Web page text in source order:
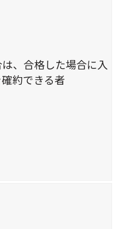
、合格した場合に入
約できる者